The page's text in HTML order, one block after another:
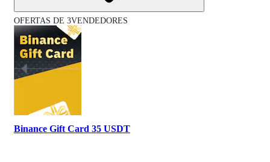
OFERTAS DE 3VENDEDORES
Binance Gift Card 35 USDT